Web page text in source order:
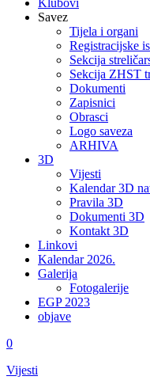
Klubovi
Savez
Tijela i organi
Registracijske
Sekcija
Sekcija ZHST
Dokumenti
Zapisnici
Obrasci
Logo saveza
ARHIVA
3D
Vijesti
Kalendar 3D
Pravila 3D
Dokumenti 3D
Kontakt 3D
Linkovi
Kalendar 2026.
Galerija
Fotogalerije
EGP 2023
objave
0
Vijesti